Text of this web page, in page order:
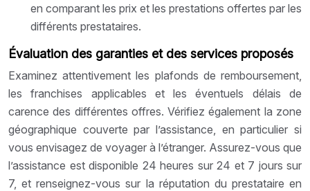
en comparant les prix et les prestations offertes par les
différents prestataires.
Évaluation des garanties et des services proposés
Examinez attentivement les plafonds de remboursement,
les franchises applicables et les éventuels délais de
carence des différentes offres. Vérifiez également la zone
géographique couverte par l’assistance, en particulier si
vous envisagez de voyager à l’étranger. Assurez-vous que
l’assistance est disponible 24 heures sur 24 et 7 jours sur
7, et renseignez-vous sur la réputation du prestataire en